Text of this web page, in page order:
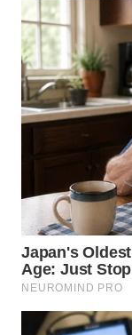
WN
MALUKU
WN
MALUT
WN
DANAU
TOBA
WN
NIAS